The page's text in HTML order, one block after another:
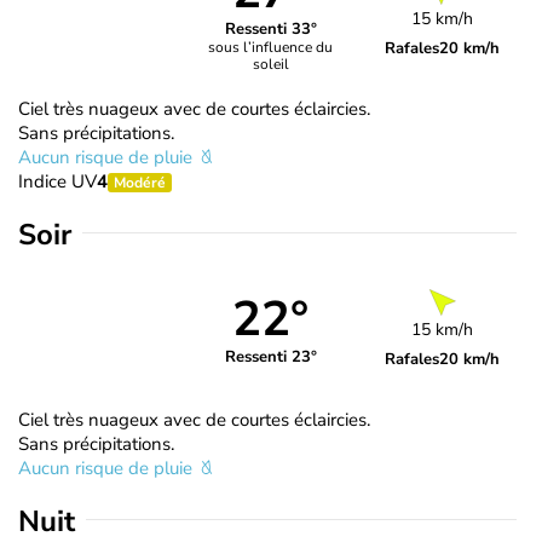
Ressenti 33°
sous l’influence du
soleil
15 km/h
Rafales20 km/h
Ciel très nuageux avec de courtes éclaircies.
Sans précipitations.
Aucun risque de pluie
Indice UV4 Modéré
Soir
22°
Ressenti 23°
15 km/h
Rafales20 km/h
Ciel très nuageux avec de courtes éclaircies.
Sans précipitations.
Aucun risque de pluie
Nuit